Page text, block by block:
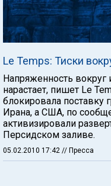
Le Temps: Тиски
Напряженность
нарастает, пишет Le
блокировала поставку
Ирана, а США, по
активизировали
Персидском заливе.
05.02.2010 17:42 // Пресса